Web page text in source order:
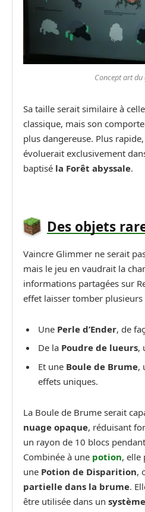
Concept art
Sa taille serait similaire à
classique, mais son
plus dangereuse. Plus
évoluerait exclusivement
baptisé la Forêt abyssale.
Des objets
Vaincre Glimmer ne serait
mais le jeu en vaudrait la
informations partagées sur
effet laisser tomber plusieurs
Une Perle d’Ender, de
De la Poudre de lueurs,
Et une Boule de Brume,
effets uniques.
La Boule de Brume serait
nuage opaque, réduisant
un rayon de 10 blocs
Combinée à une potion, elle
une Potion de Disparition,
partielle dans la brume.
être utilisée dans un